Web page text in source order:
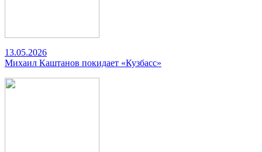
13.05.2026
Михаил Каштанов покидает «Кузбасс»